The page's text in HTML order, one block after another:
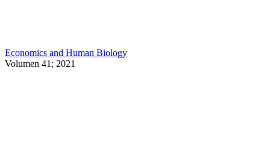
Economics and Human Biology
Volumen 41; 2021